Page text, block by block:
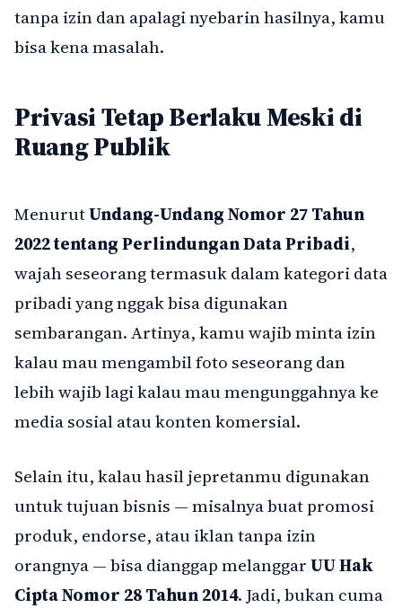
tanpa izin dan apalagi nyebarin hasilnya, kamu
bisa kena masalah.
Privasi Tetap Berlaku Meski di
Ruang Publik
MenurutUndang-Undang Nomor 27 Tahun
2022 tentang Perlindungan Data Pribadi,
wajah seseorang termasuk dalam kategori data
pribadi yang nggak bisa digunakan
sembarangan. Artinya, kamu wajib minta izin
kalau mau mengambil foto seseorang dan
lebih wajib lagi kalau mau mengunggahnya ke
media sosial atau konten komersial.
Selain itu, kalau hasil jepretanmu digunakan
untuk tujuan bisnis — misalnya buat promosi
produk, endorse, atau iklan tanpa izin
orangnya — bisa dianggap melanggarUU Hak
Cipta Nomor 28 Tahun 2014. Jadi, bukan cuma